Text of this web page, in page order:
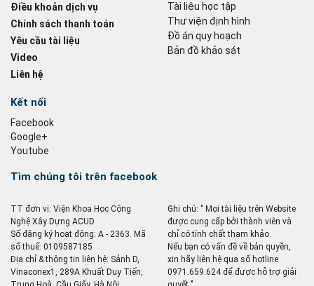
Điều khoản dịch vụ
Chính sách thanh toán
Yêu cầu tài liệu
Video
Liên hệ
Tài liệu học tập
Thư viện định hình
Đồ án quy hoạch
Bản đồ khảo sát
Kết nối
Facebook
Google+
Youtube
Tìm chúng tôi trên facebook
TT đơn vị: Viện Khoa Học Công
Nghệ Xây Dựng ACUD
Số đăng ký hoạt động: A - 2363. Mã
số thuế: 0109587185
Địa chỉ & thông tin liên hệ: Sảnh D,
Vinaconex1, 289A Khuất Duy Tiến,
Ghi chú: " Mọi tài liệu trên Website
được cung cấp bởi thành viên và
chỉ có tính chất tham khảo.
Nếu bạn có vấn đề về bản quyền,
xin hãy liên hệ qua số hotline
0971.659.624 để được hỗ trợ giải